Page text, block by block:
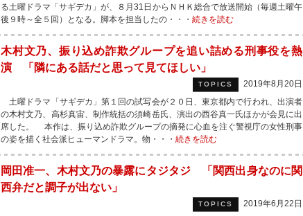
る土曜ドラマ「サギデカ」が、８月31日からＮＨＫ総合で放送開始（毎週土曜午
後９時～全５回）となる。脚本を担当したの・・・ 続きを読む
木村文乃、振り込め詐欺グループを追い詰める刑事役を熱
演 「隣にある話だと思って見てほしい」
TOPICS
2019年8月20日
土曜ドラマ「サギデカ」第１回の試写会が２０日、東京都内で行われ、出演者
の木村文乃、高杉真宙、制作統括の須崎岳氏、演出の西谷真一氏ほかが会見に出
席した。 本作は、振り込め詐欺グループの摘発に心血を注ぐ警視庁の女性刑事
の姿を描く社会派ヒューマンドラマ。物・・・ 続きを読む
岡田准一、木村文乃の暴露にタジタジ 「関西出身なのに関
西弁だと調子が出ない」
TOPICS
2019年6月22日